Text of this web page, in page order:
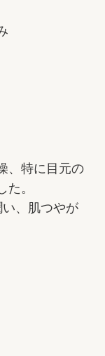
、特に目元の
。
、肌つやが